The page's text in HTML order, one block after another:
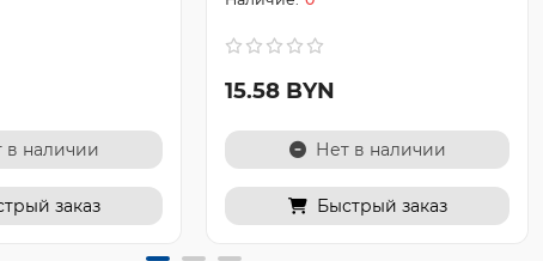
в наличии
заказ
15.58 BYN
Нет в наличии
Быстрый заказ